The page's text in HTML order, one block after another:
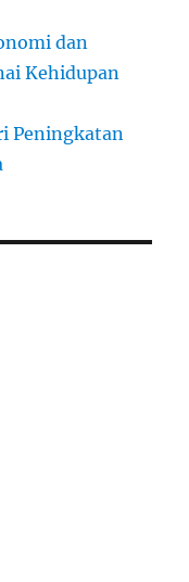
dan
Kehidupan
Peningkatan